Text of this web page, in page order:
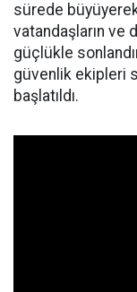
sürede
vatandaşların ve
güçlükle
güvenlik ekipleri
başlatıldı.